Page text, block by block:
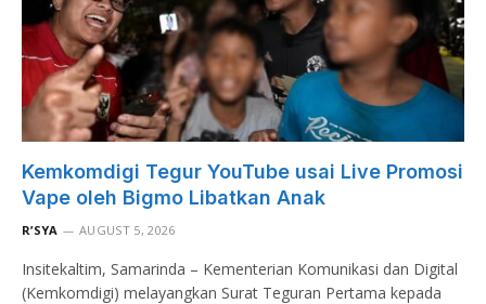
Kemkomdigi Tegur YouTube usai Live Promosi
Vape oleh Bigmo Libatkan Anak
R’SYA AUGUST 5, 2026
Insitekaltim, Samarinda – Kementerian Komunikasi dan Digital
(Kemkomdigi) melayangkan Surat Teguran Pertama kepada